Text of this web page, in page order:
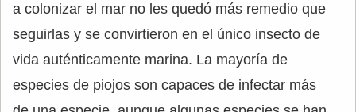
a colonizar el mar no les quedó más remedio que
seguirlas y se convirtieron en el único insecto de
vida auténticamente marina. La mayoría de
especies de piojos son capaces de infectar más